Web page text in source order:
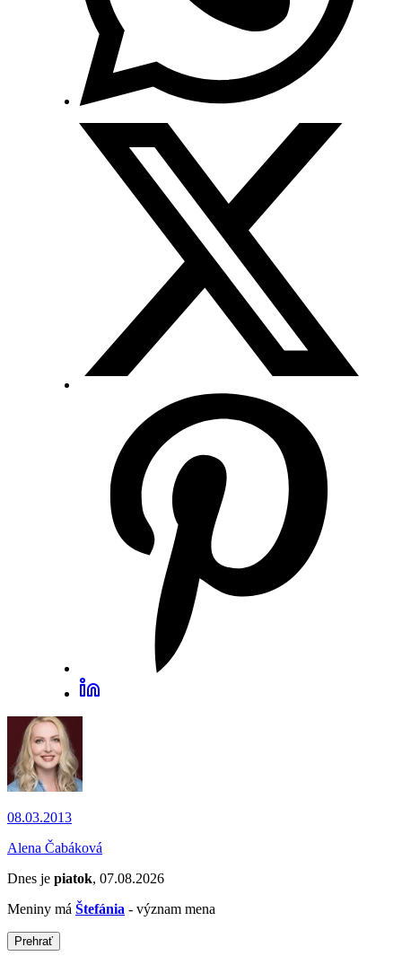
08.03.2013
Alena Čabáková
Dnes je piatok, 07.08.2026
Meniny má Štefánia - význam mena
Prehrať